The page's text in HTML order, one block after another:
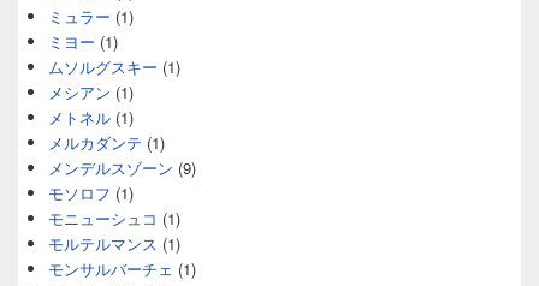
ミュラー (1)
ミヨー (1)
ムソルグスキー (1)
メシアン (1)
メトネル (1)
メルカダンテ (1)
メンデルスゾーン (9)
モソロフ (1)
モニューシュコ (1)
モルテルマンス (1)
モンサルバーチェ (1)